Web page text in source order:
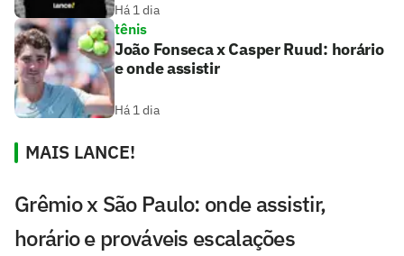
Há 1 dia
tênis
João Fonseca x Casper Ruud: horário
e onde assistir
Há 1 dia
MAIS LANCE!
Grêmio x São Paulo: onde assistir,
horário e prováveis escalações